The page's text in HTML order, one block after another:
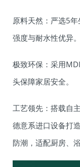
原料天然：严选5
强度与耐水性优异。
极致环保：采用
头保障家居安全。
工艺领先：搭载自
德意系进口设备打
防潮，适配厨房、